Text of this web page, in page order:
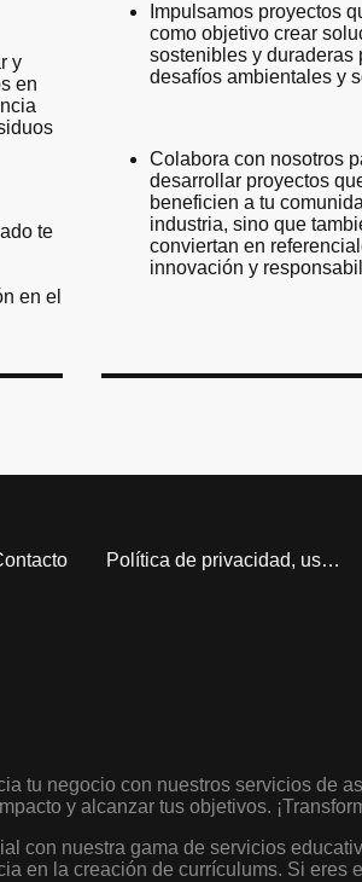
y
en
te
en el
Impulsamos proyectos
como objetivo crear
sostenibles y duraderas
desafíos ambientales y
Colabora con nosotros
desarrollar proyectos
beneficien a tu
industria, sino que
conviertan en
innovación y
Política de privacidad, uso y Aviso Legal
tu negocio con nuestros servicios de
y alcanzar tus objetivos.
con nuestra gama de servicios
en la creación de currículums. Si